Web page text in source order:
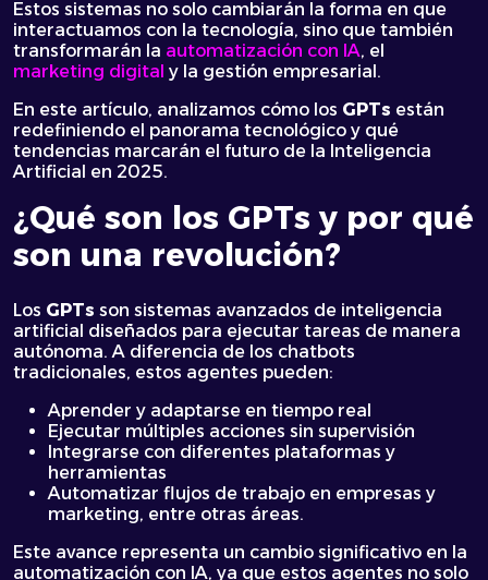
Estos sistemas no solo cambiarán la forma en que
interactuamos con la tecnología, sino que también
transformarán la automatización con IA, el
marketing digital y la gestión empresarial.
En este artículo, analizamos cómo los GPTs están
redefiniendo el panorama tecnológico y qué
tendencias marcarán el futuro de la Inteligencia
Artificial en 2025.
¿Qué son los GPTs y por qué
son una revolución?
Los GPTs son sistemas avanzados de inteligencia
artificial diseñados para ejecutar tareas de manera
autónoma. A diferencia de los chatbots
tradicionales, estos agentes pueden:
Aprender y adaptarse en tiempo real
Ejecutar múltiples acciones sin supervisión
Integrarse con diferentes plataformas y
herramientas
Automatizar flujos de trabajo en empresas y
marketing, entre otras áreas.
Este avance representa un cambio significativo en la
automatización con IA, ya que estos agentes no solo